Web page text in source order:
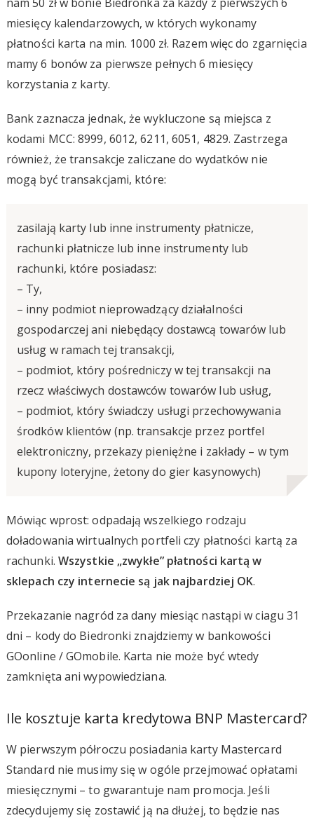
miesięcy kalendarzowych, w których wykonamy
płatności karta na min. 1000 zł. Razem więc do zgarnięcia
mamy 6 bonów za pierwsze pełnych 6 miesięcy
korzystania z karty.
Bank zaznacza jednak, że wykluczone są miejsca z
kodami MCC: 8999, 6012, 6211, 6051, 4829. Zastrzega
również, że transakcje zaliczane do wydatków nie
mogą być transakcjami, które:
zasilają karty lub inne instrumenty płatnicze,
rachunki płatnicze lub inne instrumenty lub
rachunki, które posiadasz:
– Ty,
– inny podmiot nieprowadzący działalności
gospodarczej ani niebędący dostawcą towarów lub
usług w ramach tej transakcji,
– podmiot, który pośredniczy w tej transakcji na
rzecz właściwych dostawców towarów lub usług,
– podmiot, który świadczy usługi przechowywania
środków klientów (np. transakcje przez portfel
elektroniczny, przekazy pieniężne i zakłady – w tym
kupony loteryjne, żetony do gier kasynowych)
Mówiąc wprost: odpadają wszelkiego rodzaju
doładowania wirtualnych portfeli czy płatności kartą za
rachunki. Wszystkie „zwykłe” płatności kartą w
sklepach czy internecie są jak najbardziej OK.
Przekazanie nagród za dany miesiąc nastąpi w ciagu 31
dni – kody do Biedronki znajdziemy w bankowości
GOonline / GOmobile. Karta nie może być wtedy
zamknięta ani wypowiedziana.
Ile kosztuje karta kredytowa BNP Mastercard?
W pierwszym półroczu posiadania karty Mastercard
Standard nie musimy się w ogóle przejmować opłatami
miesięcznymi – to gwarantuje nam promocja. Jeśli
zdecydujemy się zostawić ją na dłużej, to będzie nas